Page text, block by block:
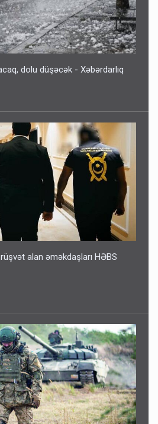
dolu düşəcək - Xəbərdarlıq
alan əməkdaşları HƏBS